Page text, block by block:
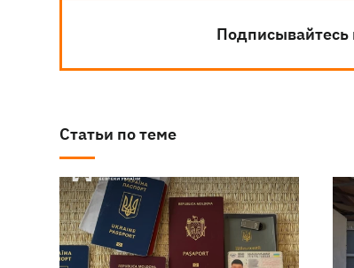
Подписывайтесь
Статьи по теме